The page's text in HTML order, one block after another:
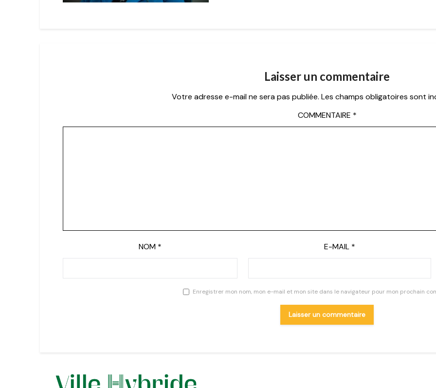
Laisser un commentaire
Votre adresse e-mail ne sera pas publiée. Les champs obligatoires sont
COMMENTAIRE *
NOM * E-MAIL *
Enregistrer mon nom, mon e-mail et mon site dans le navigateur pour mon prochain